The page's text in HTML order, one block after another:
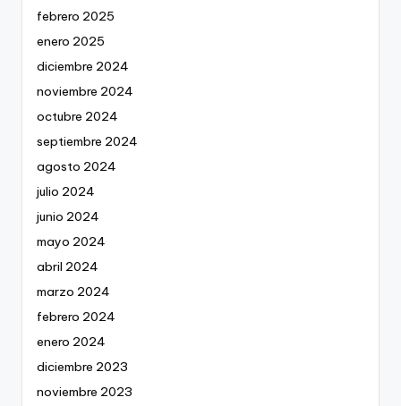
febrero 2025
enero 2025
diciembre 2024
noviembre 2024
octubre 2024
septiembre 2024
agosto 2024
julio 2024
junio 2024
mayo 2024
abril 2024
marzo 2024
febrero 2024
enero 2024
diciembre 2023
noviembre 2023